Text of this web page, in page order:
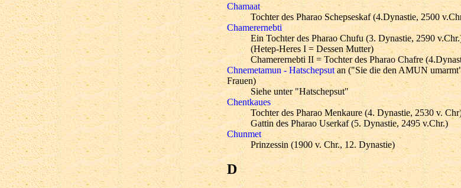
Chamaat
Tochter des Pharao Schepseskaf (4.Dynastie, 2500
Chamerernebti
Ein Tochter des Pharao Chufu (3. Dynastie, 2590
(Hetep-Heres I = Dessen Mutter)
Chamerernebti II = Tochter des Pharao Chafre
Chnemetamun - Hatschepsut an ("Sie die den AMUN
Frauen)
Siehe unter "Hatschepsut"
Chentkaues
Tochter des Pharao Menkaure (4. Dynastie, 2530 v.
Gattin des Pharao Userkaf (5. Dynastie, 2495 v.Chr.)
Chunmet
Prinzessin (1900 v. Chr., 12. Dynastie)
D